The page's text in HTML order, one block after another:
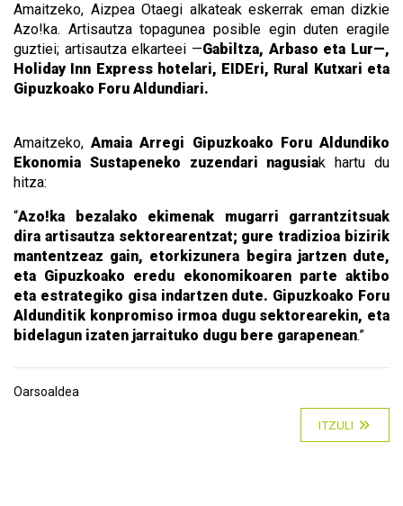
Amaitzeko, Aizpea Otaegi alkateak eskerrak eman dizkie
Azo!ka. Artisautza topagunea posible egin duten eragile
guztiei; artisautza elkarteei —Gabiltza, Arbaso eta Lur—,
Holiday Inn Express hotelari, EIDEri, Rural Kutxari eta
Gipuzkoako Foru Aldundiari.
Amaitzeko,Amaia Arregi Gipuzkoako Foru Aldundiko
Ekonomia Sustapeneko zuzendari nagusiak hartu du
hitza:
“Azo!ka bezalako ekimenak mugarri garrantzitsuak
dira artisautza sektorearentzat; gure tradizioa bizirik
mantentzeaz gain, etorkizunera begira jartzen dute,
eta Gipuzkoako eredu ekonomikoaren parte aktibo
eta estrategiko gisa indartzen dute. Gipuzkoako Foru
Aldunditik konpromiso irmoa dugu sektorearekin, eta
bidelagun izaten jarraituko dugu bere garapenean.”
Oarsoaldea
ITZULI